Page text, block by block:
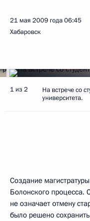
21 мая 2009 года06:45
Хабаровск
1 из 2
На встрече со
университета.
Создание
Болонского процесса.
не означает отмену
было решено